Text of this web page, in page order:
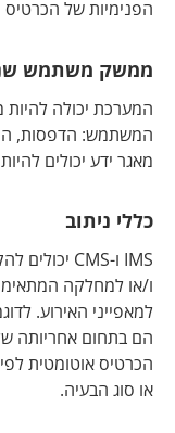
הפנימיות של הכרטיס
ממשק משתמש
המערכת יכולה
מאגר ידע יכולים
כללי ניתוב
ו/או למחלקה
למאפייני האירוע.
הם בתחום אחריותה
הכרטיס אוטומטית
או סוג הבעיה.